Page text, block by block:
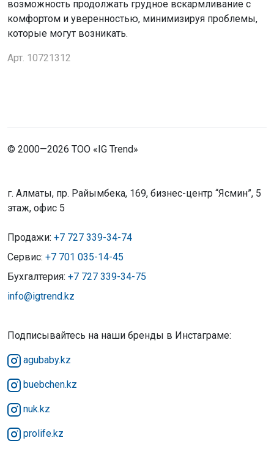
возможность продолжать грудное вскармливание с
комфортом и уверенностью, минимизируя проблемы,
которые могут возникать.
Арт. 10721312
© 2000—2026 ТОО «IG Trend»
г. Алматы, пр. Райымбека, 169, бизнес-центр “Ясмин”, 5
этаж, офис 5
Продажи: +7 727 339-34-74
Сервис: +7 701 035-14-45
Бухгалтерия: +7 727 339-34-75
info@igtrend.kz
Подписывайтесь на наши бренды в Инстаграме:
agubaby.kz
buebchen.kz
nuk.kz
prolife.kz